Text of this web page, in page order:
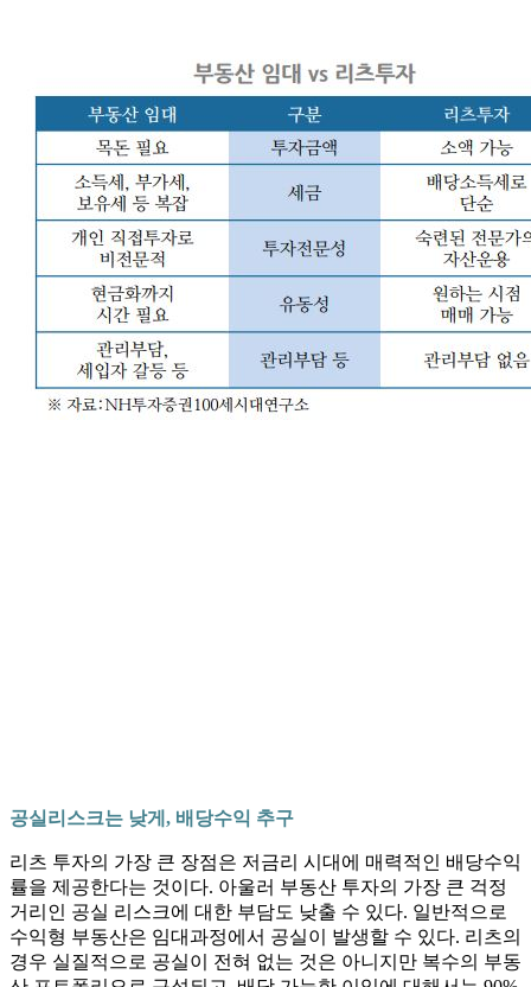
공실리스크는 낮게, 배당수익 추구
리츠 투자의 가장 큰 장점은 저금리 시대에 매력적인 배당수익
률을 제공한다는 것이다. 아울러 부동산 투자의 가장 큰 걱정
거리인 공실 리스크에 대한 부담도 낮출 수 있다. 일반적으로
수익형 부동산은 임대과정에서 공실이 발생할 수 있다. 리츠의
경우 실질적으로 공실이 전혀 없는 것은 아니지만 복수의 부동